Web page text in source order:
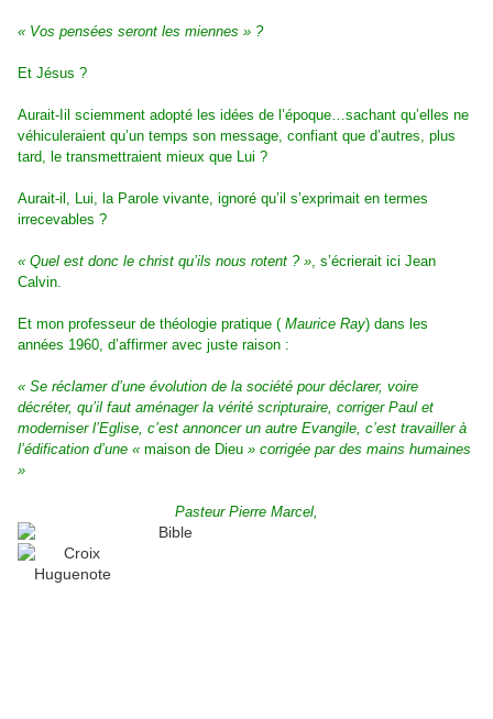
« Vos pensées seront les miennes » ?
Et Jésus ?
Aurait-Iil sciemment adopté les idées de l’époque…sachant qu’elles ne
véhiculeraient qu’un temps son message, confiant que d’autres, plus
tard, le transmettraient mieux que Lui ?
Aurait-il, Lui, la Parole vivante, ignoré qu’il s’exprimait en termes
irrecevables ?
« Quel est donc le christ qu’ils nous rotent ? », s’écrierait ici Jean
Calvin.
Et mon professeur de théologie pratique ( Maurice Ray) dans les
années 1960, d’affirmer avec juste raison :
« Se réclamer d’une évolution de la société pour déclarer, voire
décréter, qu’il faut aménager la vérité scripturaire, corriger Paul et
moderniser l’Eglise, c’est annoncer un autre Evangile, c’est travailler à
l’édification d’une « maison de Dieu » corrigée par des mains humaines
»
Pasteur Pierre Marcel,